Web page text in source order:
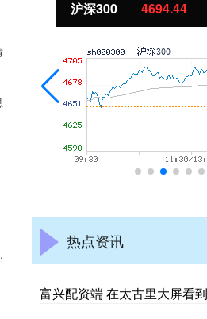
沪深300 4694.44
热点资讯
富兴配资端 在太古里大屏看